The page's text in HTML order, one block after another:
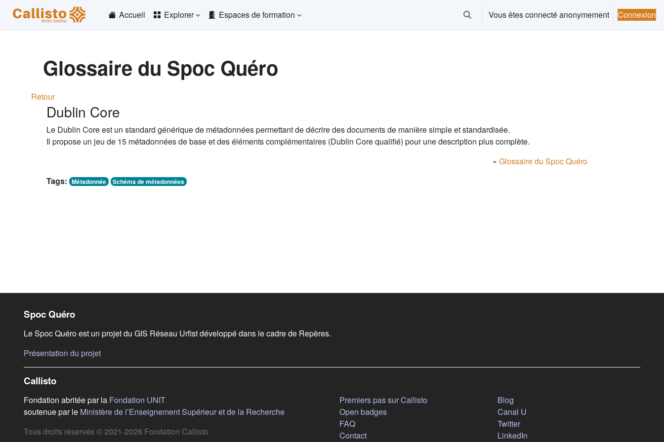
Passer au contenu principal
Accueil
Explorer Espaces de formation Activer/désactiver la saisie de recherche
Vous êtes connecté anonymement Connexion
Glossaire du Spoc Quéro
Retour
Dublin Core
Le Dublin Core est un standard générique de métadonnées permettant de décrire des documents de manière simple et standardisée.
Il propose un jeu de 15 métadonnées de base et des éléments complémentaires (Dublin Core qualifié) pour une description plus complète.
» Glossaire du Spoc Quéro
Tags: Métadonnée Schéma de métadonnées
Liens de bas de page
Spoc Quéro
Le Spoc Quéro est un projet du GIS Réseau Urfist développé dans le cadre de Repères.
Présentation du projet(s'ouvre dans un nouvel onglet)
Callisto
Fondation abritée par la Fondation UNIT(s'ouvre dans un nouvel onglet)
soutenue par le Ministère de l’Enseignement Supérieur et de la Recherche(s'ouvre dans un nouvel onglet)
Tous droits réservés © 2021-2026 Fondation Callisto
Premiers pas sur Callisto
Open badges
FAQ
Contact
Blog(s'ouvre dans un nouvel onglet)
Canal U(s'ouvre dans un nouvel onglet)
Twitter(s'ouvre dans un nouvel onglet)
LinkedIn(s'ouvre dans un nouvel onglet)